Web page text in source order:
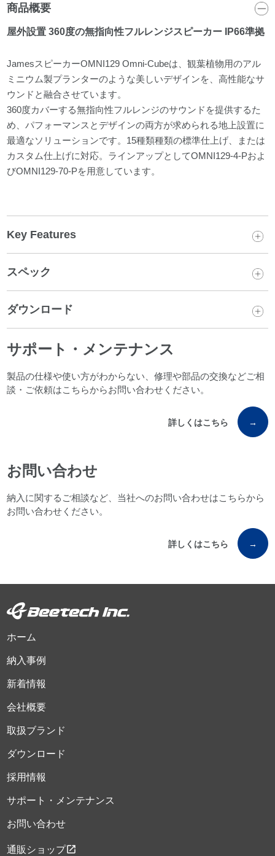
商品概要
屋外設置 360度の無指向性フルレンジスピーカー IP66準拠
JamesスピーカーOMNI129 Omni-Cubeは、観葉植物用のアル
ミニウム製プランターのような美しいデザインを、高性能なサ
ウンドと融合させています。
360度カバーする無指向性フルレンジのサウンドを提供するた
め、パフォーマンスとデザインの両方が求められる地上設置に
最適なソリューションです。15種類種類の標準仕上げ、または
カスタム仕上げに対応。ラインアップとしてOMNI129-4-Pおよ
びOMNI129-70-Pを用意しています。
Key Features
スペック
ダウンロード
サポート・メンテナンス
製品の仕様や使い方がわからない、修理や部品の交換などご相
談・ご依頼はこちらからお問い合わせください。
詳しくはこちら →
お問い合わせ
納入に関するご相談など、当社へのお問い合わせはこちらから
お問い合わせください。
詳しくはこちら →
ホーム
納入事例
新着情報
会社概要
取扱ブランド
ダウンロード
採用情報
サポート・メンテナンス
お問い合わせ
通販ショップopen_in_new